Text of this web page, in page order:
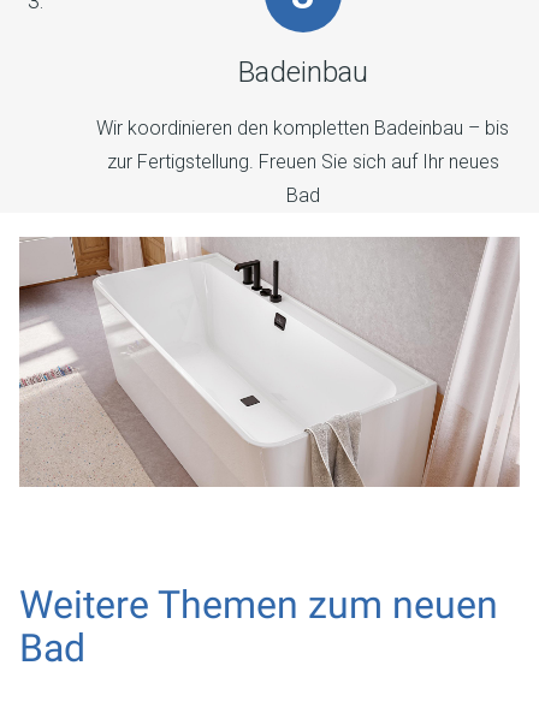
Badeinbau
Wir koordinieren den kompletten Badeinbau – bis
zur Fertigstellung. Freuen Sie sich auf Ihr neues
Bad
Weitere Themen zum neuen
Bad